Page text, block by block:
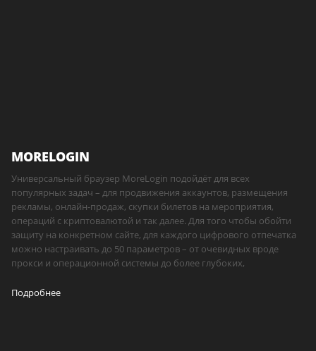
MORELOGIN
Универсальный браузер MoreLogin подойдёт для всех
популярных задач – для продвижения аккаунтов, размещения
рекламы, онлайн-продаж, скупки билетов на мероприятия,
операций с криптовалютой и так далее. Для того чтобы обойти
защиту на конкретном сайте, для каждого цифрового отпечатка
можно настраивать до 50 параметров – от очевидных вроде
прокси и операционной системы до более глубоких,
Подробнее